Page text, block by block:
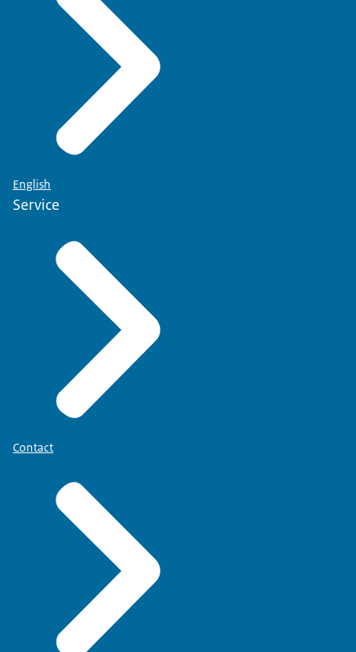
English
Service
Contact